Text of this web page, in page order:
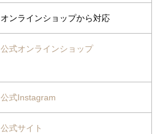
オンラインショップから対応
公式オンラインショップ
公式Instagram
公式サイト